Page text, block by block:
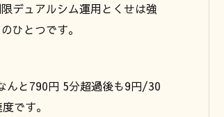
デュアルシム運用とくせは強
ひとつです。
んと790円 5分超過後も9円/30
です。